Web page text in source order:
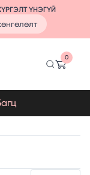
ҮНЭГҮЙ
0